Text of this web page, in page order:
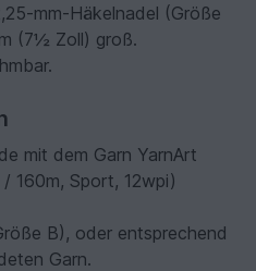
mm-Häkelnadel (Größe
(7½ Zoll) groß.
mit dem Garn YarnArt
160m, Sport, 12wpi)
B), oder entsprechend
Garn.